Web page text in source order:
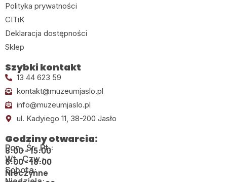
Polityka prywatności
CITiK
Deklaracja dostępności
Sklep
Szybki kontakt
13 44 623 59
kontakt@muzeumjaslo.pl
info@muzeumjaslo.pl
ul. Kadyiego 11, 38-200 Jasło
Godziny otwarcia:
Pon., Śr., Pt.:
8:00 - 15:00
Wt., Czw.:
8:00 - 18:00
Sobota:
Nieczynne